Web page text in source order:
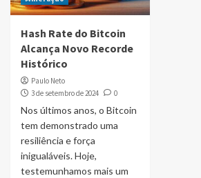
Hash Rate do Bitcoin
Alcança Novo Recorde
Histórico
Paulo Neto
3 de setembro de 2024
0
Nos últimos anos, o Bitcoin
tem demonstrado uma
resiliência e força
inigualáveis. Hoje,
testemunhamos mais um